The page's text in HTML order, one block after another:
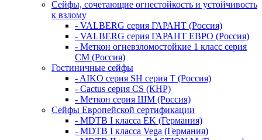
Сейфы, сочетающие огнестойкость и устойчивость
к взлому
- VALBERG серия ГАРАНТ (Россия)
- VALBERG серия ГАРАНТ ЕВРО (Россия)
- Меткон огневзломостойкие 1 класс серия
СМ (Россия)
Гостиничные сейфы
- AIKO серия SH серия Т (Россия)
- Cactus серия CS (КНР)
- Меткон серия ШМ (Россия)
Сейфы Европейской сертификации
- MDTB I класса EK (Германия)
- MDTB I класса Vega (Германия)